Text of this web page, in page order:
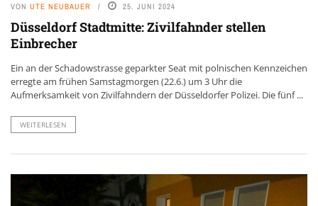
VON UTE NEUBAUER 25. JUNI 2024
Düsseldorf Stadtmitte: Zivilfahnder stellen
Einbrecher
Ein an der Schadowstrasse geparkter Seat mit polnischen Kennzeichen
erregte am frühen Samstagmorgen (22.6.) um 3 Uhr die
Aufmerksamkeit von Zivilfahndern der Düsseldorfer Polizei. Die fünf ...
WEITERLESEN